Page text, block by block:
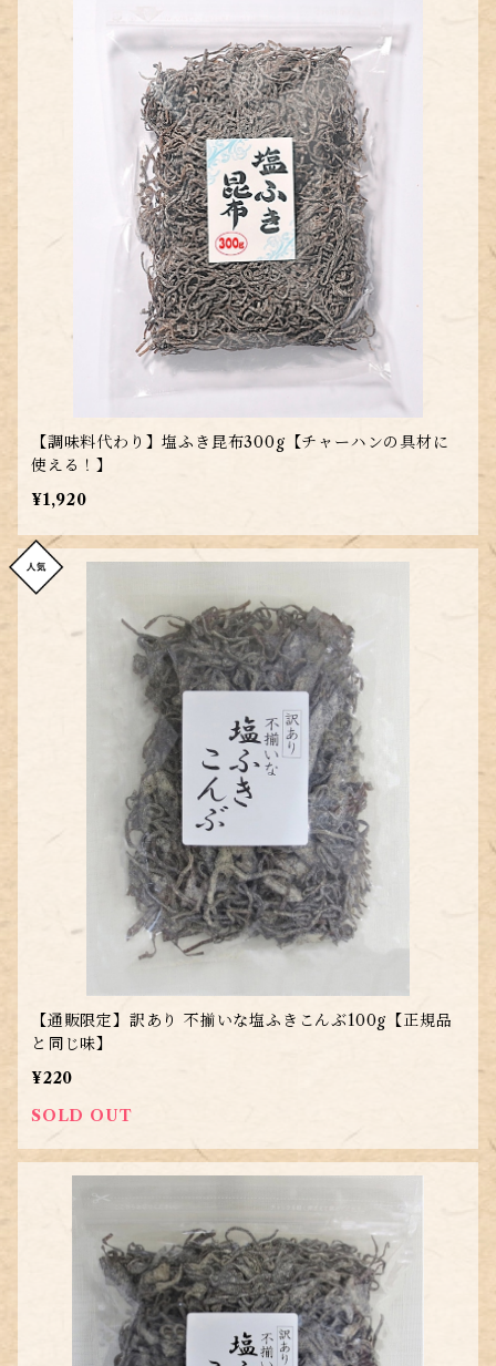
【調味料代わり】塩ふき昆布300g【チャーハンの具材に
使える！】
¥1,920
【通販限定】訳あり 不揃いな塩ふきこんぶ100g【正規品
と同じ味】
¥220
SOLD OUT